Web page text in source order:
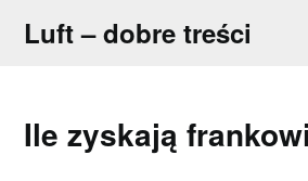
Luft – dobre treści
Ile zyskają